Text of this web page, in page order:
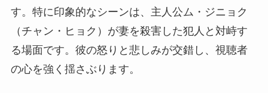
す。特に印象的なシーンは、主人公ム・ジニョク
（チャン・ヒョク）が妻を殺害した犯人と対峙す
る場面です。彼の怒りと悲しみが交錯し、視聴者
の心を強く揺さぶります。